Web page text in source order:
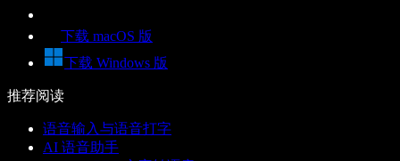
下载 macOS 版
下载 Windows 版
推荐阅读
语音输入与语音打字
AI 语音助手